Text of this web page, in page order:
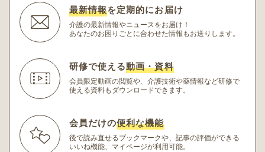
最新情報を定期的にお届け
介護の最新情報やニュースをお届け！
あなたのお困りごとに合わせた情報もお送りします。
研修で使える動画・資料
会員限定動画の閲覧や、介護技術や薬情報など研修で
使える資料もダウンロードできます。
会員だけの便利な機能
後で読み直せるブックマークや、記事の評価ができる
いいね機能、マイページが利用可能。